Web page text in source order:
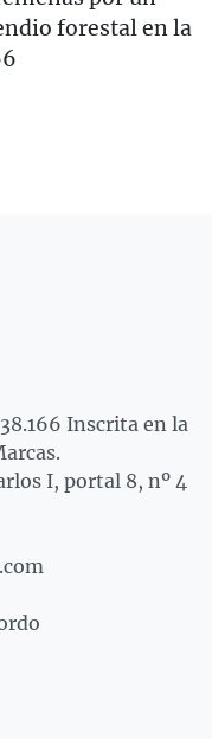
forestal en la
Inscrita en la
I, portal 8, nº 4